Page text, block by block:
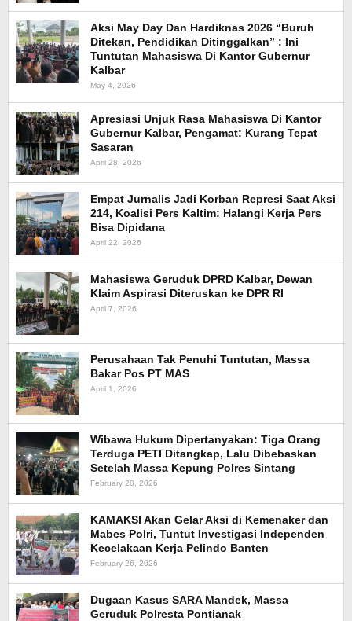
Aksi May Day Dan Hardiknas 2026 “Buruh
Ditekan, Pendidikan Ditinggalkan” : Ini
Tuntutan Mahasiswa Di Kantor Gubernur
Kalbar
May 4, 2026
Apresiasi Unjuk Rasa Mahasiswa Di Kantor
Gubernur Kalbar, Pengamat: Kurang Tepat
Sasaran
April 28, 2026
Empat Jurnalis Jadi Korban Represi Saat Aksi
214, Koalisi Pers Kaltim: Halangi Kerja Pers
Bisa Dipidana
April 22, 2026
Mahasiswa Geruduk DPRD Kalbar, Dewan
Klaim Aspirasi Diteruskan ke DPR RI
April 7, 2026
Perusahaan Tak Penuhi Tuntutan, Massa
Bakar Pos PT MAS
April 1, 2026
Wibawa Hukum Dipertanyakan: Tiga Orang
Terduga PETI Ditangkap, Lalu Dibebaskan
Setelah Massa Kepung Polres Sintang
February 28, 2026
KAMAKSI Akan Gelar Aksi di Kemenaker dan
Mabes Polri, Tuntut Investigasi Independen
Kecelakaan Kerja Pelindo Banten
February 26, 2026
Dugaan Kasus SARA Mandek, Massa
Geruduk Polresta Pontianak